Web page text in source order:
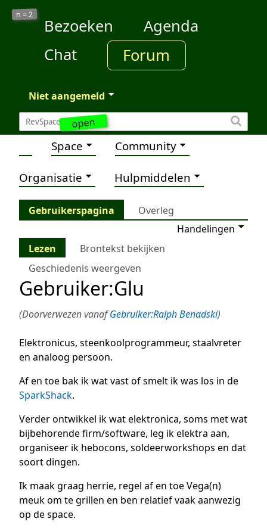
open
n =2
Bezoeken
Agenda
Chat
Forum
Niet aangemeld
Space Community
Organisatie Hulpmiddelen
Gebruikerspagina
Overleg
Handelingen
Lezen
Brontekst bekijken
Geschiedenis weergeven
Gebruiker:Glu
(Doorverwezen vanafGebruiker:Ralph Benadski)
Elektronicus, steenkoolprogrammeur, staalvreter
en analoog persoon.
Af en toe bak ik wat vast of smelt ik was los in de
SparkShack.
Verder ontwikkel ik wat elektronica, soms met wat
bijbehorende firm/software, leg ik elektra aan,
organiseer ik hebocons, soldeerworkshops en dat
soort dingen.
Ik maak graag herrie, regel af en toe Vega(n)
meuk om te grillen en ben relatief vaak aanwezig
op de space.